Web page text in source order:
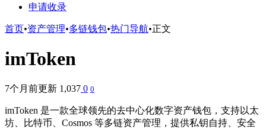
申请收录
首页•资产管理•多链钱包•热门导航•正文
imToken
7个月前更新 1,037 0 0
imToken 是一款全球领先的去中心化数字资产钱包，支持以太
坊、比特币、Cosmos 等多链资产管理，提供私钥自持、安全